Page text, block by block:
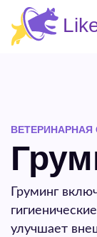
Груминг
улучшает